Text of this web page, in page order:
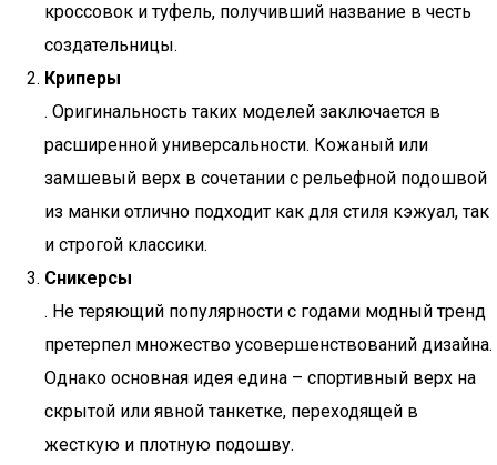
кроссовок и туфель, получивший название в честь
создательницы.
Криперы
. Оригинальность таких моделей заключается в
расширенной универсальности. Кожаный или
замшевый верх в сочетании с рельефной подошвой
из манки отлично подходит как для стиля кэжуал, так
и строгой классики.
Сникерсы
. Не теряющий популярности с годами модный тренд
претерпел множество усовершенствований дизайна.
Однако основная идея едина – спортивный верх на
скрытой или явной танкетке, переходящей в
жесткую и плотную подошву.